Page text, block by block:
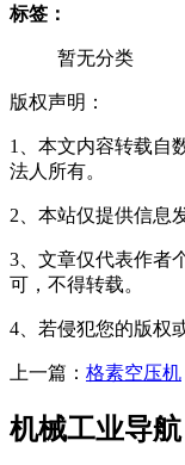
标签：
暂无分类
版权声明：
1、本文内容转载自
法人所有。
2、本站仅提供信息
3、文章仅代表作者
可，不得转载。
4、若侵犯您的版权
上一篇： 格素空压机
机械工业导航